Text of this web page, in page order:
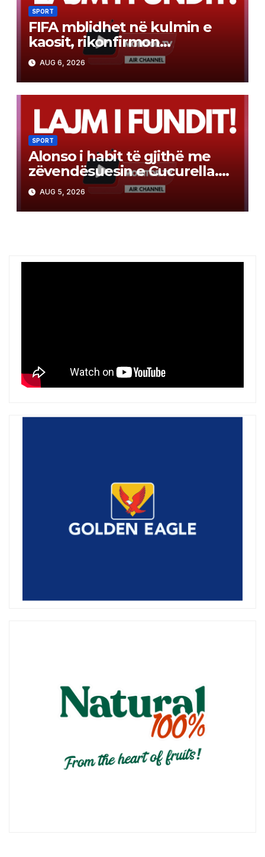
SPORT
FIFA mblidhet në kulmin e
kaosit, rikonfirmon
mbështetjen e plotë për
Infantinon
AUG 6, 2026
SPORT
Alonso i habit të gjithë me
zëvendësuesin e Cucurella.
Vjen nga La Liga dhe do të
kushtojë vetëm 19 milionë
euro
AUG 5, 2026